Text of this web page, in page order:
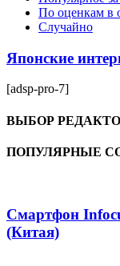
По оценкам в
Случайно
Японские
[adsp-pro-7]
ВЫБОР
ПОПУЛЯРНЫЕ
Смартфон
(Китая)